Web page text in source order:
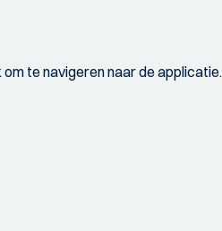
te navigeren naar de applicatie.